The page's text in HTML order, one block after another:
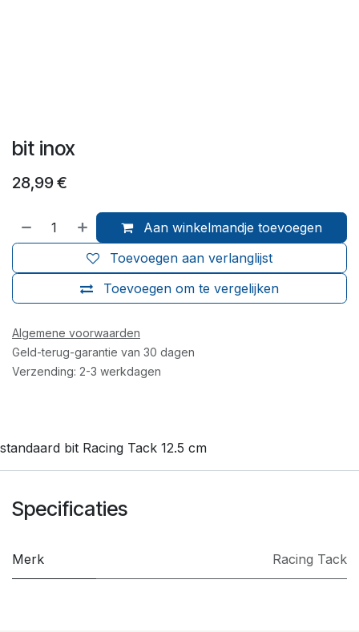
bit inox
28,99€
Aan winkelmandje toevoegen
Toevoegen om te vergelijken
Toevoegen aan verlanglijst
Algemene voorwaarden
Geld-terug-garantie van 30 dagen
Verzending: 2-3 werkdagen
standaard bit Racing Tack 12.5 cm
Specificaties
Merk ​Racing Tack